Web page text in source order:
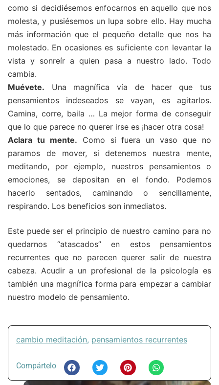
como si decidiésemos enfocarnos en aquello que nos
molesta, y pusiésemos un lupa sobre ello. Hay mucha
más información que el pequeño detalle que nos ha
molestado. En ocasiones es suficiente con levantar la
vista y sonreír a quien pasa a nuestro lado. Todo
cambia.
Muévete. Una magnífica vía de hacer que tus
pensamientos indeseados se vayan, es agitarlos.
Camina, corre, baila … La mejor forma de conseguir
que lo que parece no querer irse es ¡hacer otra cosa!
Aclara tu mente. Como si fuera un vaso que no
paramos de mover, si detenemos nuestra mente,
meditando, por ejemplo, nuestros pensamientos o
emociones, se depositan en el fondo. Podemos
hacerlo sentados, caminando o sencillamente,
respirando. Los beneficios son inmediatos.
Este puede ser el principio de nuestro camino para no
quedarnos “atascados” en estos pensamientos
recurrentes que no parecen querer salir de nuestra
cabeza. Acudir a un profesional de la psicología es
también una magnífica forma para empezar a cambiar
nuestro modelo de pensamiento.
cambio meditación, pensamientos recurrentes
Compártelo